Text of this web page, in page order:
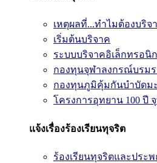
เหตุผลที่...ทำไมต้องบริจ
เริ่มต้นบริจาค
ระบบบริจาคอิเล็กทรอนิ
กองทุนจุฬาลงกรณ์บรม
กองทุนภูมิคุ้มกันบำบัดมะ
โครงการอุทยาน 100 ปี
แจ้งเรื่องร้องเรียนทุจริต
ร้องเรียนทุจริตและประ